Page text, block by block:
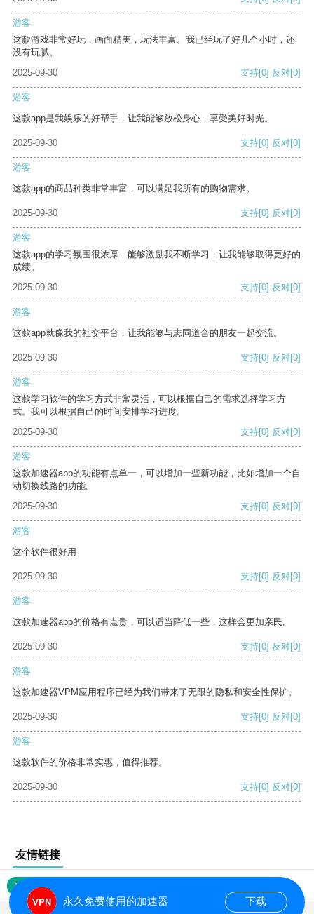
游客
这款游戏非常好玩，画面精美，玩法丰富。我已经玩了好几个小时，还
没有玩腻。
2025-09-30
支持[0] 反对[0]
游客
这款app是我娱乐的好帮手，让我能够放松身心，享受美好时光。
2025-09-30 支持[0] 反对[0]
游客
这款app的商品种类非常丰富，可以满足我所有的购物需求。
2025-09-30 支持[0] 反对[0]
游客
这款app的学习氛围很浓厚，能够激励我不断学习，让我能够取得更好的
成绩。
2025-09-30
支持[0] 反对[0]
游客
这款app就像我的社交平台，让我能够与志同道合的朋友一起交流。
2025-09-30 支持[0] 反对[0]
游客
这款学习软件的学习方式非常灵活，可以根据自己的需求选择学习方
式。我可以根据自己的时间安排学习进度。
2025-09-30
支持[0] 反对[0]
游客
这款加速器app的功能有点单一，可以增加一些新功能，比如增加一个自
动切换线路的功能。
2025-09-30
支持[0] 反对[0]
游客
这个软件很好用
2025-09-30 支持[0] 反对[0]
游客
这款加速器app的价格有点贵，可以适当降低一些，这样会更加亲民。
2025-09-30 支持[0] 反对[0]
游客
这款加速器VPM应用程序已经为我们带来了无限的隐私和安全性保护。
2025-09-30 支持[0] 反对[0]
游客
这款软件的价格非常实惠，值得推荐。
2025-09-30 支持[0] 反对[0]
友情链接
网站地图
永久免费使用的加速器 下载